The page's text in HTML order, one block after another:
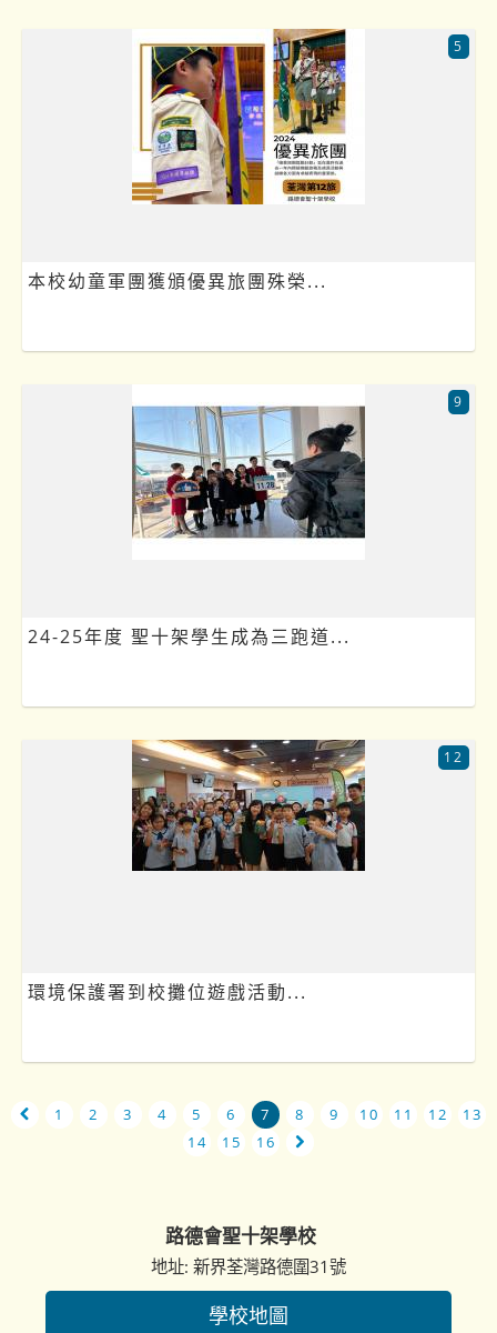
本校幼童軍團獲頒優異旅團殊榮...
5
24-25年度 聖十架學生成為三跑道...
9
環境保護署到校攤位遊戲活動...
12
1 2 3 4 5 6 7 8 9 10 11 12
13
14
15 16
路德會聖十架學校
地址: 新界荃灣路德圍31號
學校地圖